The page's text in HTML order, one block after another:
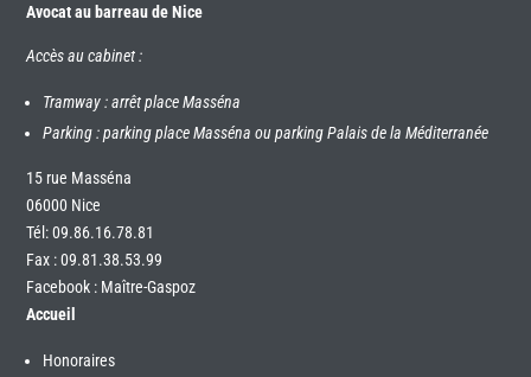
Avocat au barreau de Nice
Accès au cabinet :
Tramway : arrêt place Masséna
Parking : parking place Masséna ou parking Palais de la Méditerranée
15 rue Masséna
06000 Nice
Tél:09.86.16.78.81
Fax : 09.81.38.53.99
Facebook : Maître-Gaspoz
Accueil
Honoraires